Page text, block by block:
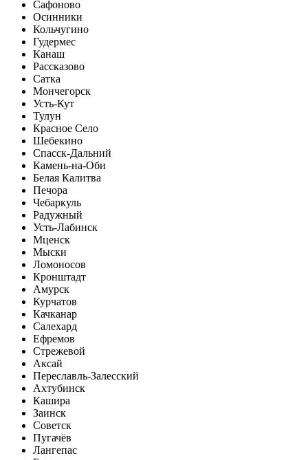
Сафоново
Осинники
Кольчугино
Гудермес
Канаш
Рассказово
Сатка
Мончегорск
Усть-Кут
Тулун
Красное Село
Шебекино
Спасск-Дальний
Камень-на-Оби
Белая Калитва
Печора
Чебаркуль
Радужный
Усть-Лабинск
Мценск
Мыски
Ломоносов
Кронштадт
Амурск
Курчатов
Качканар
Салехард
Ефремов
Стрежевой
Аксай
Переславль-Залесский
Ахтубинск
Кашира
Заинск
Советск
Пугачёв
Лангепас